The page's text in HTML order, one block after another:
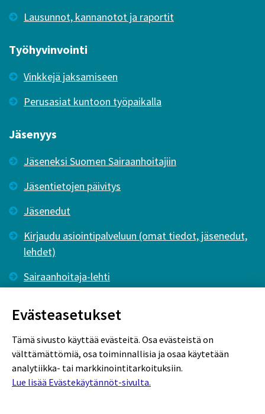
Lausunnot, kannanotot ja raportit
Työhyvinvointi
Vinkkejä jaksamiseen
Perusasiat kuntoon työpaikalla
Jäsenyys
Jäseneksi Suomen Sairaanhoitajiin
Jäsentietojen päivitys
Jäsenedut
Kirjaudu asiointipalveluun (omat tiedot, jäsenedut,
lehdet)
Sairaanhoitaja-lehti
Evästeasetukset
Tämä sivusto käyttää evästeitä. Osa evästeistä on
välttämättömiä, osa toiminnallisia ja osaa käytetään
analytiikka- tai markkinointitarkoituksiin.
Lue lisää Evästekäytännöt-sivulta.